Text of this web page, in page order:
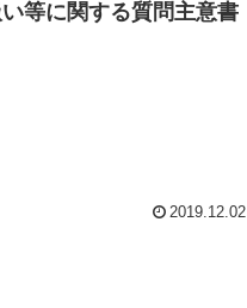
等に関する質問主意書
2019.12.02